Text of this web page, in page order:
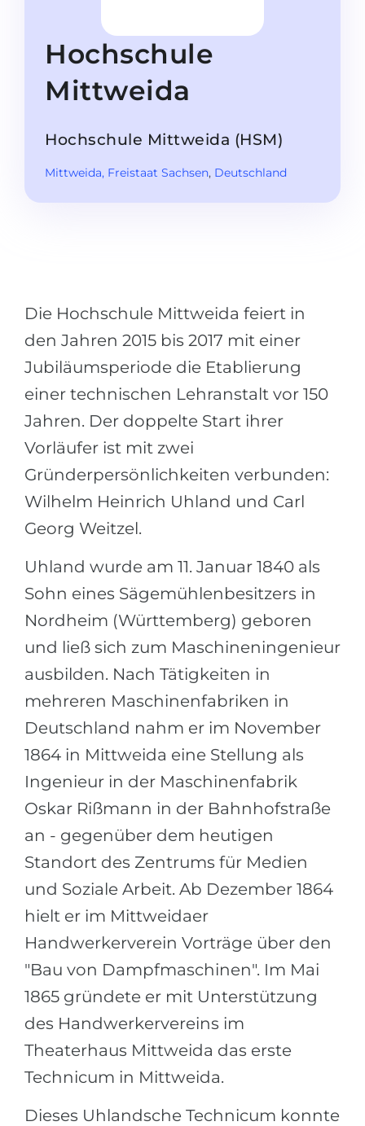
STUDIENKOLLEG
Studienkolleg-Kurse
Freshman / Foundation
GEOGRAFIE
Bundesländer
Städte
BERUFE
Berufe
BERUFSORIENTIERUNG
Interessenkarte-Test
Erfolg
100%
Unsere Studierenden werden
Master
Zweitstudium
2.–3. Studienjahr
Bachelorabschluss
Masterabschluss
BEWERBEN FÜR FACHRICHTUNG …
Medizin
Ingenieurwesen
Physik
Anderes Fach
BEWERBEN AUS …
Russland
Aserbaidschan
Armenien
Belarus
Anderes Land
BERATUNG BUCHEN
Hochschule
Mittweida
Hochschule Mittweida (HSM)
Mittweida, Freistaat Sachsen, Deutschland
Die Hochschule Mittweida feiert in
den Jahren 2015 bis 2017 mit einer
Jubiläumsperiode die Etablierung
einer technischen Lehranstalt vor 150
Jahren. Der doppelte Start ihrer
Vorläufer ist mit zwei
Gründerpersönlichkeiten verbunden:
Wilhelm Heinrich Uhland und Carl
Georg Weitzel.
Uhland wurde am 11. Januar 1840 als
Sohn eines Sägemühlenbesitzers in
Nordheim (Württemberg) geboren
und ließ sich zum Maschineningenieur
ausbilden. Nach Tätigkeiten in
mehreren Maschinenfabriken in
Deutschland nahm er im November
1864 in Mittweida eine Stellung als
Ingenieur in der Maschinenfabrik
Oskar Rißmann in der Bahnhofstraße
an - gegenüber dem heutigen
Standort des Zentrums für Medien
und Soziale Arbeit. Ab Dezember 1864
hielt er im Mittweidaer
Handwerkerverein Vorträge über den
"Bau von Dampfmaschinen". Im Mai
1865 gründete er mit Unterstützung
des Handwerkervereins im
Theaterhaus Mittweida das erste
Technicum in Mittweida.
Dieses Uhlandsche Technicum konnte